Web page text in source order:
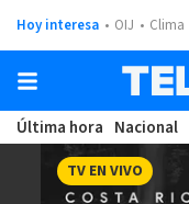
Hoy interesa OIJ Clima
Última hora Nacional
TV EN VIVO